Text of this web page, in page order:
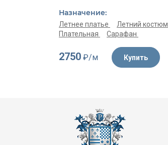
Назначение:
Летнее платье
Летний костюм
Плательная
Сарафан
2750 ₽/м Купить